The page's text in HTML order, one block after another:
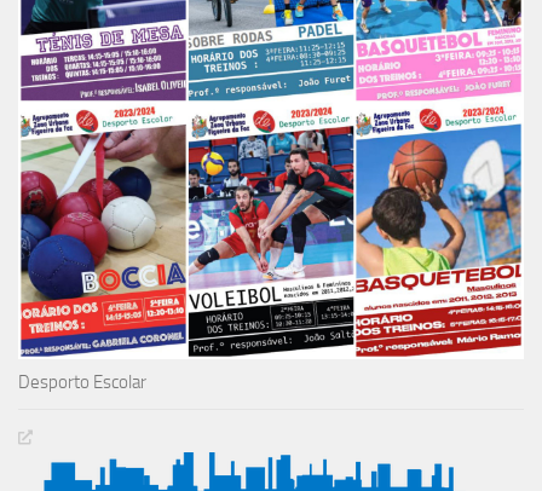
Desporto Escolar